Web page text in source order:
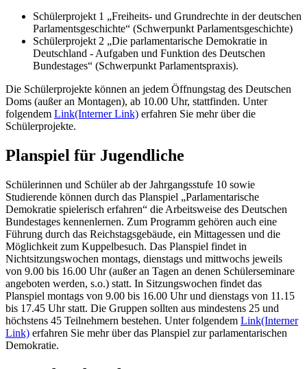
Schülerprojekt 1 „Freiheits- und Grundrechte in der deutschen
Parlamentsgeschichte“ (Schwerpunkt Parlamentsgeschichte)
Schülerprojekt 2 „Die parlamentarische Demokratie in
Deutschland - Aufgaben und Funktion des Deutschen
Bundestages“ (Schwerpunkt Parlamentspraxis).
Die Schülerprojekte können an jedem Öffnungstag des Deutschen
Doms (außer an Montagen), ab 10.00 Uhr, stattfinden. Unter
folgendem Link(Interner Link) erfahren Sie mehr über die
Schülerprojekte.
Planspiel für Jugendliche
Schülerinnen und Schüler ab der Jahrgangsstufe 10 sowie
Studierende können durch das Planspiel „Parlamentarische
Demokratie spielerisch erfahren“ die Arbeitsweise des Deutschen
Bundestages kennenlernen. Zum Programm gehören auch eine
Führung durch das Reichstagsgebäude, ein Mittagessen und die
Möglichkeit zum Kuppelbesuch. Das Planspiel findet in
Nichtsitzungswochen montags, dienstags und mittwochs jeweils
von 9.00 bis 16.00 Uhr (außer an Tagen an denen Schülerseminare
angeboten werden, s.o.) statt. In Sitzungswochen findet das
Planspiel montags von 9.00 bis 16.00 Uhr und dienstags von 11.15
bis 17.45 Uhr statt. Die Gruppen sollten aus mindestens 25 und
höchstens 45 Teilnehmern bestehen. Unter folgendem Link(Interner
Link) erfahren Sie mehr über das Planspiel zur parlamentarischen
Demokratie.